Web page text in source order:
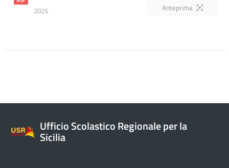
2025
Anteprima
Ufficio Scolastico Regionale per la
Sicilia